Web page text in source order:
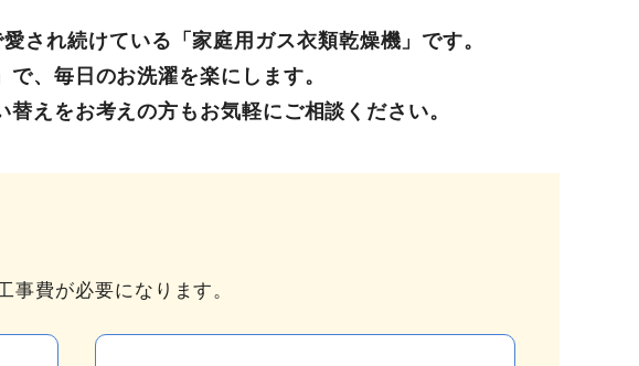
され続けている「家庭用ガス衣類乾燥機」です。
、毎日のお洗濯を楽にします。
えをお考えの方もお気軽にご相談ください。
事費が必要になります。